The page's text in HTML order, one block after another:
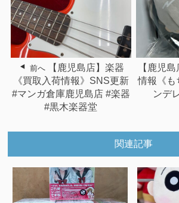
前へ
【鹿児島店】楽器
《買取入荷情報》SNS更新
#マンガ倉庫鹿児島店 #楽器
#黒木楽器堂
【鹿児
情報《
ンデ
関連記事